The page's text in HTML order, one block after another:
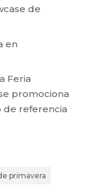
de
en
Feria
promociona
de referencia
primavera